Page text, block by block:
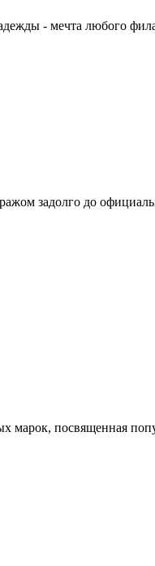
- мечта любого
задолго до
посвященная